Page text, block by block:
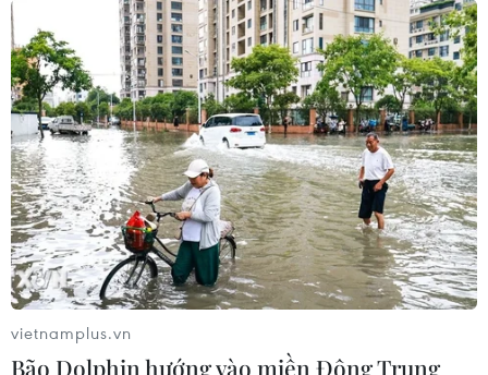
vietnamplus.vn
Bão Dolphin hướng vào miền Đông Trung